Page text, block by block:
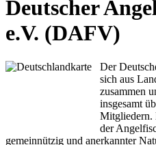
Deutscher
e.V. (DAFV)
Der
sich aus
zusammen
insgesamt
Mitgliedern.
der
gemeinnützig und anerkannter